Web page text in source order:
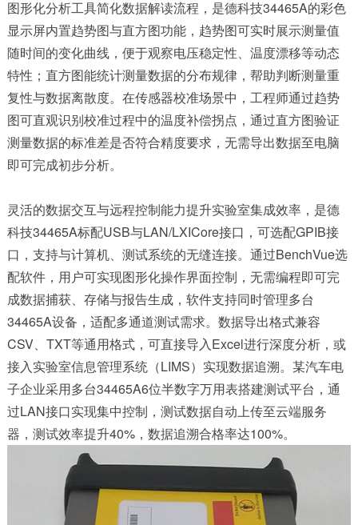
图形化分析工具简化数据解读流程，是德科技34465A的彩色
显示屏内置趋势图与直方图功能，趋势图可实时展示测量值
随时间的变化曲线，便于观察电压稳定性、温度漂移等动态
特性；直方图能统计测量数据的分布规律，帮助判断测量重
复性与数据离散度。在传感器校准场景中，工程师通过趋势
图可直观识别校准过程中的温度补偿拐点，通过直方图验证
测量数据的标准差是否符合精度要求，无需导出数据至电脑
即可完成初步分析。​
灵活的数据交互与远程控制能力提升实验室集成效率， 是德
科技34465A标配USB与LAN/LXICore接口，可选配GPIB接
口，支持与计算机、测试系统的无缝连接。通过BenchVue选
配软件，用户可实现图形化操作界面控制，无需编程即可完
成数据捕获、存储与报告生成，软件支持同时管理多台
34465A设备，适配多通道测试需求。数据导出格式兼容
CSV、TXT等通用格式，可直接导入Excel进行深度分析，或
接入实验室信息管理系统（LIMS）实现数据追溯。某汽车电
子企业采用多台34465A6位半数字万用表搭建测试平台，通
过LAN接口实现集中控制，测试数据自动上传至云端服务
器，测试效率提升40%，数据追溯合格率达100%。​